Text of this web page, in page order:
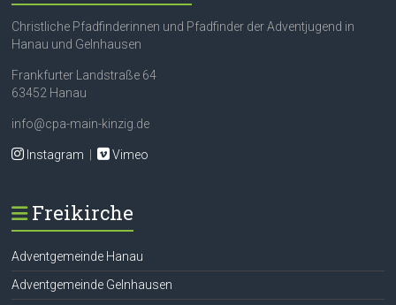
Christliche Pfadfinderinnen und Pfadfinder der Adventjugend in
Hanau und Gelnhausen
Frankfurter Landstraße 64
63452 Hanau
info@cpa-main-kinzig.de
Instagram Vimeo
Freikirche
Adventgemeinde Hanau
Adventgemeinde Gelnhausen